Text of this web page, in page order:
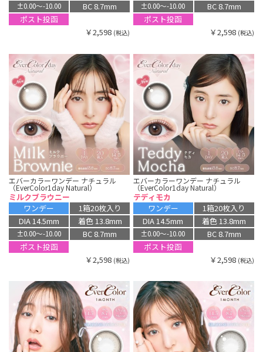
±0.00〜-10.00
BC 8.7mm
ポスト投函
￥2,598 (税込)
±0.00〜-10.00
BC 8.7mm
ポスト投函
￥2,598 (税込)
エバーカラーワンデー ナチュラル
（EverColor1day Natural）
ミルクブラウニー
ワンデー
1箱20枚入り
DIA 14.5mm
着色 13.8mm
±0.00〜-10.00
BC 8.7mm
ポスト投函
￥2,598 (税込)
エバーカラーワンデー ナチュラル
（EverColor1day Natural）
テディモカ
ワンデー
1箱20枚入り
DIA 14.5mm
着色 13.8mm
±0.00〜-10.00
BC 8.7mm
ポスト投函
￥2,598 (税込)